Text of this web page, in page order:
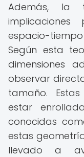
Además, la
espacio-
Según esta
dimensiones
observar
tamaño.
estar
conocidas
estas
llevado a